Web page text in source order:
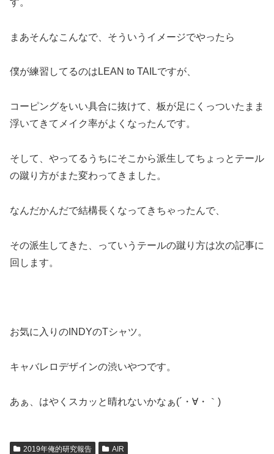
まあそんなこんなで、そういうイメージでやったら
僕が練習してるのはLEAN to TAILですが、
コーピングをいい具合に抜けて、板が足にくっついたまま
浮いてきてメイク率がよくなったんです。
そして、やってるうちにそこから派生してちょっとテール
の蹴り方がまた変わってきました。
なんだかんだで結構長くなってきちゃったんで、
その派生してきた、っていうテールの蹴り方は次の記事に
回します。
お気に入りのINDYのTシャツ。
キャバレロデザインの渋いやつです。
あぁ、はやくスカッと晴れないかなぁ(´・∀・｀)
2019年俺的研究報告
AIR